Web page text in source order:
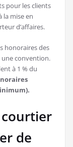
pour les clients
la mise en
d’affaires.
honoraires des
une convention.
à 1 % du
de